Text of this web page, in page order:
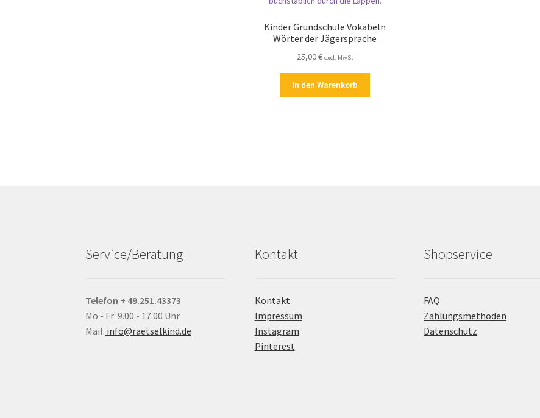
Kinder Grundschule Vokabeln
Wörter der Jägersprache
25,00€ excl. MwSt
In den Warenkorb
Service/Beratung
Telefon + 49.251.43373
Mo - Fr: 9.00 - 17.00 Uhr
Mail: info@raetselkind.de
Kontakt
Kontakt
Impressum
Instagram
Pinterest
Shopservice
FAQ
Zahlungsmethoden
Datenschutz